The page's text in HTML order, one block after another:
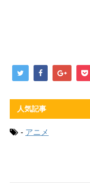
人気記事
- アニメ